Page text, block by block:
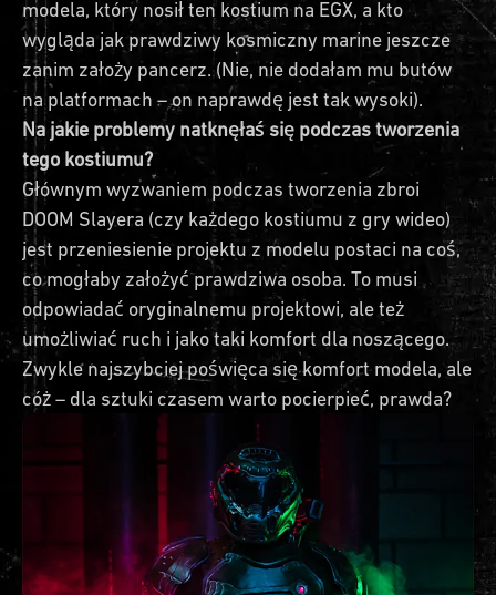
modela, który nosił ten kostium na EGX, a kto
wygląda jak prawdziwy kosmiczny marine jeszcze
zanim założy pancerz. (Nie, nie dodałam mu butów
na platformach – on naprawdę jest tak wysoki).
Na jakie problemy natknęłaś się podczas tworzenia
tego kostiumu?
Głównym wyzwaniem podczas tworzenia zbroi
DOOM Slayera (czy każdego kostiumu z gry wideo)
jest przeniesienie projektu z modelu postaci na coś,
co mogłaby założyć prawdziwa osoba. To musi
odpowiadać oryginalnemu projektowi, ale też
umożliwiać ruch i jako taki komfort dla noszącego.
Zwykle najszybciej poświęca się komfort modela, ale
cóż – dla sztuki czasem warto pocierpieć, prawda?